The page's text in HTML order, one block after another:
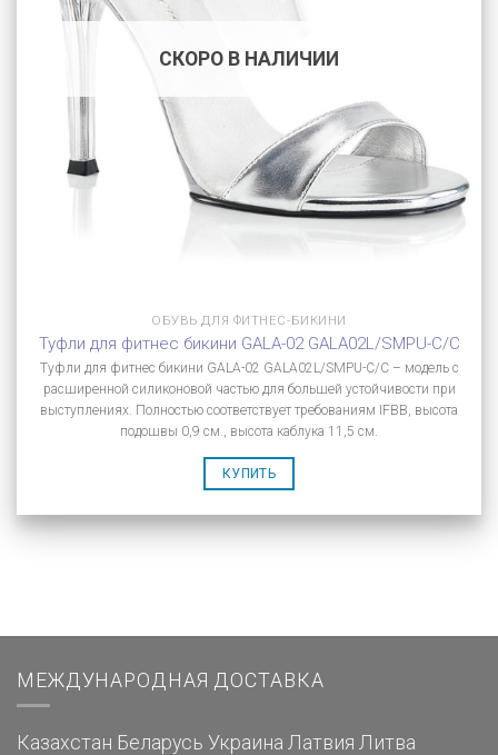
СКОРО В НАЛИЧИИ
ОБУВЬ ДЛЯ ФИТНЕС-БИКИНИ
Туфли для фитнес бикини GALA-02 GALA02L/SMPU-C/C
Туфли для фитнес бикини GALA-02 GALA02L/SMPU-C/C – модель с
расширенной силиконовой частью для большей устойчивости при
выступлениях. Полностью соответствует требованиям IFBB, высота
подошвы 0,9 см., высота каблука 11,5 см.
КУПИТЬ
МЕЖДУНАРОДНАЯ ДОСТАВКА
Казахстан Беларусь Украина Латвия Литва